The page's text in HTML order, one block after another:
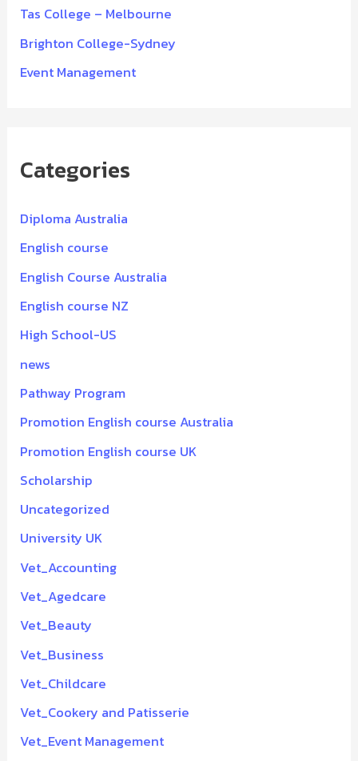
:Tas College – Melbourne
Brighton College-Sydney
Event Management
Categories
Diploma Australia
English course
English Course Australia
English course NZ
High School-US
news
Pathway Program
Promotion English course Australia
Promotion English course UK
Scholarship
Uncategorized
University UK
Vet_Accounting
Vet_Agedcare
Vet_Beauty
Vet_Business
Vet_Childcare
Vet_Cookery and Patisserie
Vet_Event Management